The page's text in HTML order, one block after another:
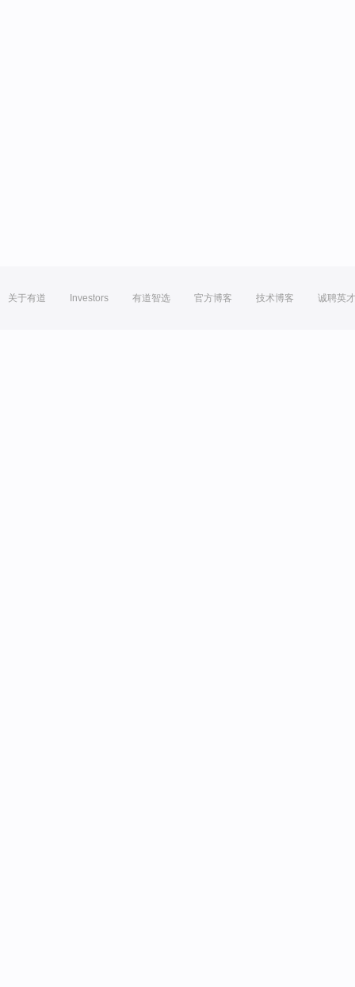
关于有道 Investors 有道智选 官方博客 技术博客 诚聘英才